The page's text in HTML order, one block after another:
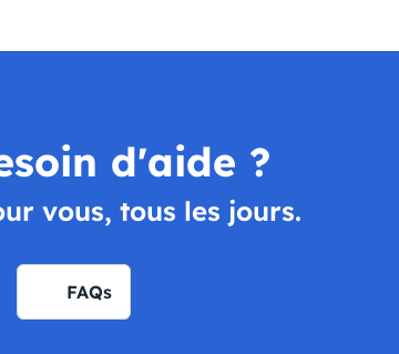
d'aide ?
vous, tous les jours.
FAQs